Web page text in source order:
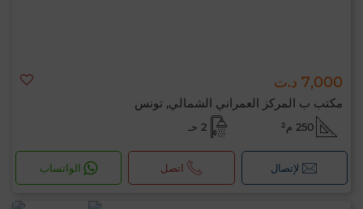
7,000 د.ت
مكتب ب المركز العمراني الشمالي, تونس
250 م² 2 حـ
لإتصال اتصل الواتساب